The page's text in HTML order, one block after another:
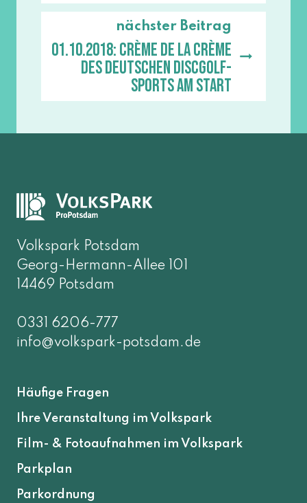
nächster Beitrag
01.10.2018: Crème de la crème
des Deutschen Discgolf-
Sports am Start
Volkspark Potsdam
Georg-Hermann-Allee 101
14469 Potsdam
0331 6206-777
info@volkspark-potsdam.de
Häufige Fragen
Ihre Veranstaltung im Volkspark
Film- & Fotoaufnahmen im Volkspark
Parkplan
Parkordnung